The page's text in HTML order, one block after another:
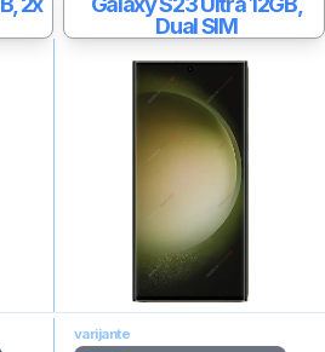
Dual SIM
varijante